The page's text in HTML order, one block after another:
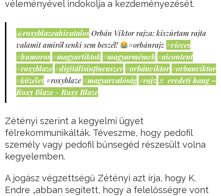
véleményével indokolja a kezdeményezését.
@roxyblazeahivatalos Orbán Viktor rajza: kiszúrtam rajta
valamit amiről senki sem beszél!
#orbánrajz #vicces
#humoros #magyartiktok #magyarmémek #aicontent
#roxyblaze #digitálisinfluenszer #orbánviktor #orbanviktor
#közélet #roxyblaze #magyarvalóság #rajz ♬ eredeti hang –
Roxy Blaze - Roxy Blaze
Zétényi szerint a kegyelmi ügyet
félrekommunikálták. Téveszme, hogy pedofil
személy vagy pedofil bűnsegéd részesült volna
kegyelemben.
A jogász végzettségű Zétényi azt írja, hogy K.
Endre „abban segített, hogy a felelősségre vont